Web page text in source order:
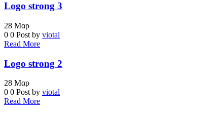
Logo strong 3
28 Μαρ
0 0 Post by viotal
Read More
Logo strong 2
28 Μαρ
0 0 Post by viotal
Read More